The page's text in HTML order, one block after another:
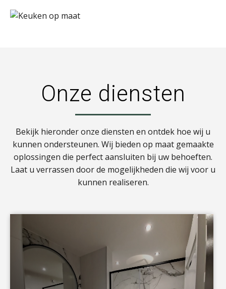
Onze diensten
Bekijk hieronder onze diensten en ontdek hoe wij u
kunnen ondersteunen. Wij bieden op maat gemaakte
oplossingen die perfect aansluiten bij uw behoeften.
Laat u verrassen door de mogelijkheden die wij voor u
kunnen realiseren.